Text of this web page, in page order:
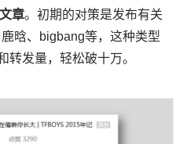
章。初期的对策是发布有关
晗、bigbang等，这种类型
转发量，轻松破十万。